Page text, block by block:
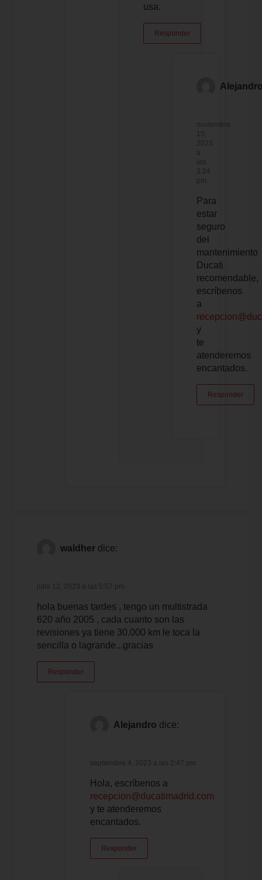
usa.
Responder
noviembre
15,
2023
a
las
3:24
pm
Para
estar
seguro
del
mantenimiento
Ducati
recomendable,
escríbenos
a
y
te
atenderemos
encantados.
Responder
waldher dice:
julio 12, 2023 a las 5:57 pm
hola buenas tardes , tengo un multistrada
620 año 2005 , cada cuanto son las
revisiones ya tiene 30.000 km le toca la
sencilla o lagrande...gracias
Responder
Alejandro dice:
septiembre 4, 2023 a las 2:47 pm
Hola, escríbenos a
recepcion@ducatimadrid.com
y te atenderemos
encantados.
Responder